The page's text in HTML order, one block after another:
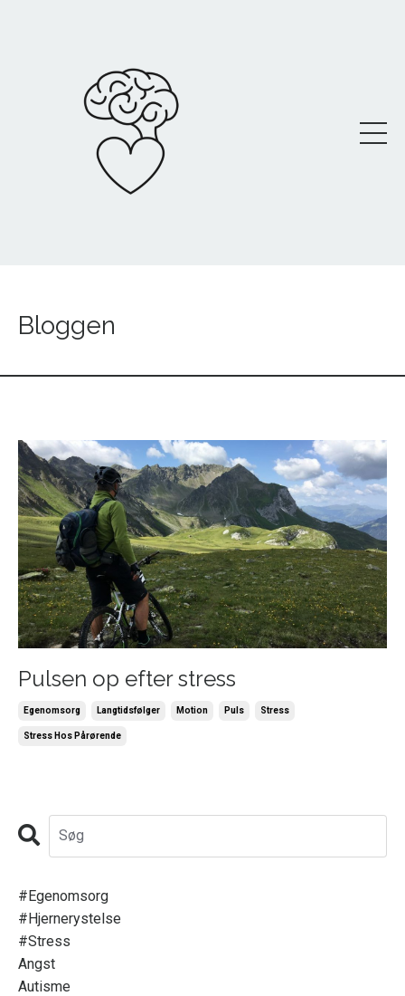
Bloggen
Pulsen op efter stress
Egenomsorg Langtidsfølger Motion Puls Stress
Stress Hos Pårørende
#egenomsorg
#hjernerystelse
#stress
Angst
Autisme